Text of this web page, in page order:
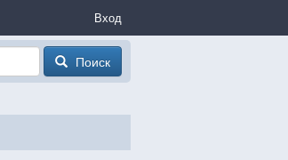
Вход
Поиск